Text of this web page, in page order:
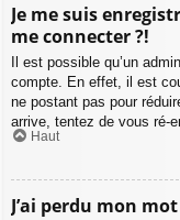
Je me suis
me connecter ?!
Il est possible qu’un
compte. En effet, il est
ne postant pas pour
arrive, tentez de vous ré-
Haut
J’ai perdu mon